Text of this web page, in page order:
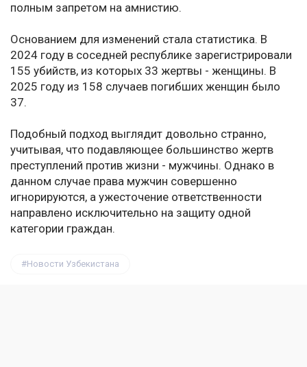
полным запретом на амнистию.
Основанием для изменений стала статистика. В
2024 году в соседней республике зарегистрировали
155 убийств, из которых 33 жертвы - женщины. В
2025 году из 158 случаев погибших женщин было
37.
Подобный подход выглядит довольно странно,
учитывая, что подавляющее большинство жертв
преступлений против жизни - мужчины. Однако в
данном случае права мужчин совершенно
игнорируются, а ужесточение ответственности
направлено исключительно на защиту одной
категории граждан.
Новости Узбекистана